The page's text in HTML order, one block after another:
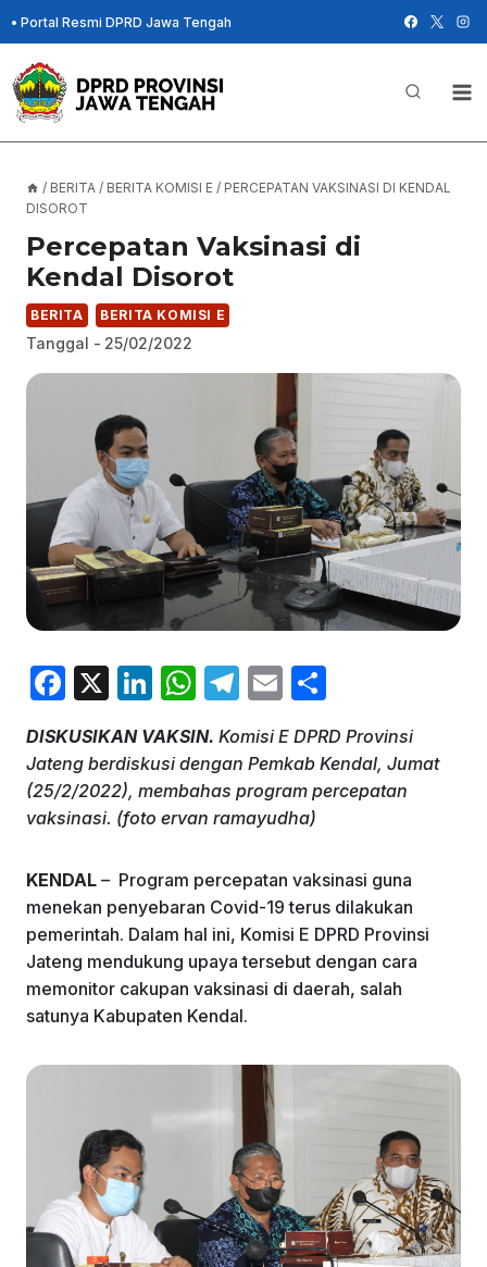
Skip
to
content
• Portal Resmi DPRD Jawa Tengah
/ BERITA / BERITA KOMISI E / PERCEPATAN VAKSINASI DI KENDAL
DISOROT
Percepatan Vaksinasi di
Kendal Disorot
BERITA BERITA KOMISI E
Tanggal - 25/02/2022
F
c
e
b
o
k
X
Li
k
e
dI
W
at
s
A
p
T
e
gr
a
E
ai
l
ar
e
DISKUSIKAN VAKSIN. Komisi E DPRD Provinsi
Jateng berdiskusi dengan Pemkab Kendal, Jumat
(25/2/2022), membahas program percepatan
vaksinasi. (foto ervan ramayudha)
KENDAL – Program percepatan vaksinasi guna
menekan penyebaran Covid-19 terus dilakukan
pemerintah. Dalam hal ini, Komisi E DPRD Provinsi
Jateng mendukung upaya tersebut dengan cara
memonitor cakupan vaksinasi di daerah, salah
satunya Kabupaten Kendal.